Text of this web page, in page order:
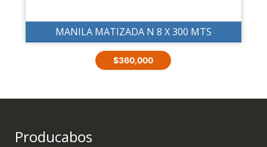
MANILA MATIZADA N 8 X 300 MTS
$360,000
Producabos